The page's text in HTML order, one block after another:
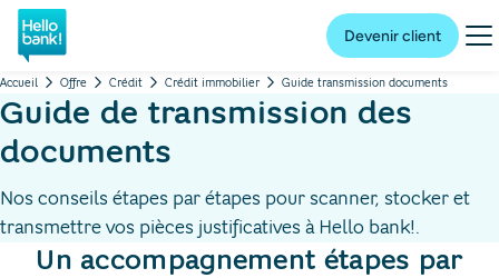
Hello bank! la banque en ligne de BNP Paribas
Devenir client
Accueil Offre Crédit Crédit immobilier Guide transmission documents
Guide de transmission des
documents
Nos conseils étapes par étapes pour scanner, stocker et
transmettre vos pièces justificatives à Hello bank!.
Un accompagnement étapes par